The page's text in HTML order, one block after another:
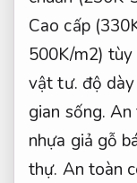
Cao cấp
500K/m2)
vật tư. độ
gian sống. An
nhựa giả gỗ
thự. An toàn